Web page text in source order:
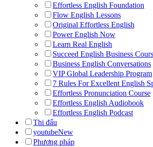
Effortless English Foundation
Flow English Lessons
Original Effortless English
Power English Now
Learn Real English
Succeed English Business
Business English Conversations
VIP Global Leadership Program
7 Rules For Excellent English
Effortless Pronunciation Course
Effortless English Audiobook
Effortless English Podcast
Thi đấu
youtubeNew
Phương pháp